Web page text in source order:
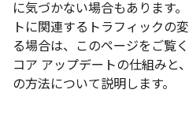
に気づかない場合もあります
トに関連するトラフィックの
る場合は、このページをご覧
コア アップデートの仕組みと
の方法について説明します。